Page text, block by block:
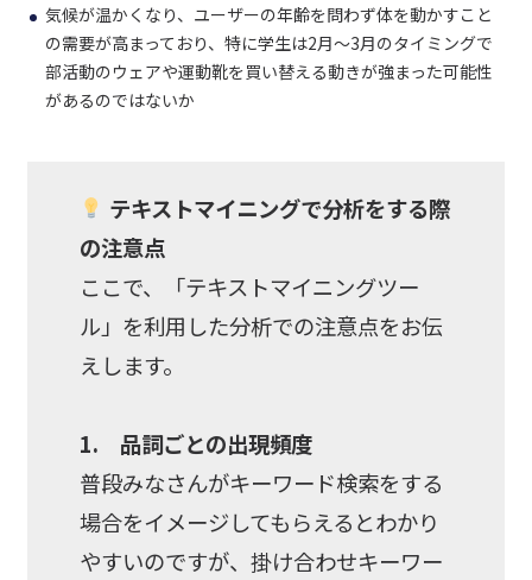
気候が温かくなり、ユーザーの年齢を問わず体を動かすこと
の需要が高まっており、特に学生は2月～3月のタイミングで
部活動のウェアや運動靴を買い替える動きが強まった可能性
があるのではないか
テキストマイニングで分析をする際
の注意点
ここで、「テキストマイニングツー
ル」を利用した分析での注意点をお伝
えします。
1.
品詞ごとの出現頻度
普段みなさんがキーワード検索をする
場合をイメージしてもらえるとわかり
やすいのですが、掛け合わせキーワー